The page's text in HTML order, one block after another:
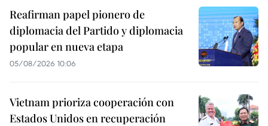
Reafirman papel pionero de
diplomacia del Partido y diplomacia
popular en nueva etapa
05/08/2026 10:06
Vietnam prioriza cooperación con
Estados Unidos en recuperación